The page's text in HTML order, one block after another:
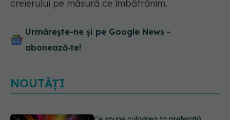
creierului pe măsură ce îmbătrânim.
Urmărește-ne și pe Google News -
abonează‑te!
NOUTĂȚI